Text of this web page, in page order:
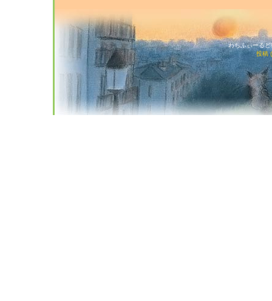
わちふぃーる
投稿